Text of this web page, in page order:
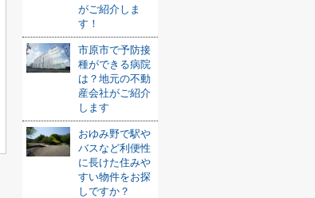
がご紹介しま
す！
市原市で予防接
種ができる病院
は？地元の不動
産会社がご紹介
します
おゆみ野で駅や
バスなど利便性
に長けた住みや
すい物件をお探
しですか？